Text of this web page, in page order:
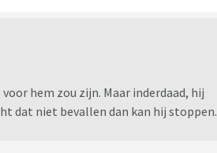
hem zou zijn. Maar inderdaad, hij
dat niet bevallen dan kan hij stoppen.